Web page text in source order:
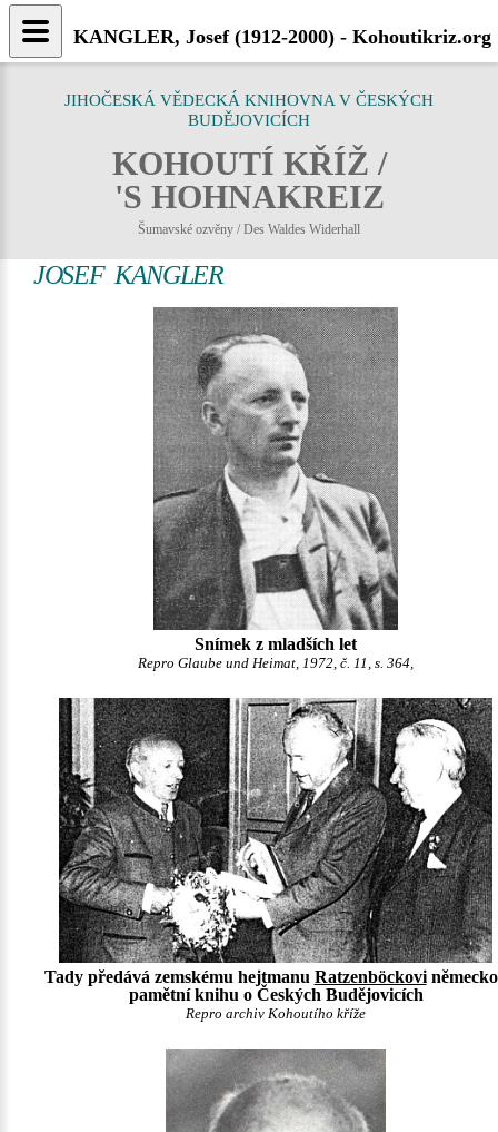
JIHOČESKÁ VĚDECKÁ KNIHOVNA V ČESKÝCH
BUDĚJOVICÍCH
KOHOUTÍ KŘÍŽ /
'S HOHNAKREIZ
Šumavské ozvěny / Des Waldes Widerhall
JOSEF KANGLER
Snímek z mladších let
Repro Glaube und Heimat, 1972, č. 11, s. 364,
Tady předává zemskému hejtmanu Ratzenböckovi
pamětní knihu o Českých Budějovicích
Repro archiv Kohoutího kříže
KANGLER, Josef (1912-2000) - Kohoutikriz.org